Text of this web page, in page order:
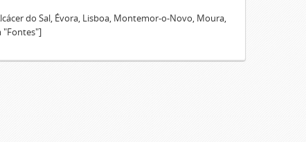
do Sal, Évora, Lisboa, Montemor-o-Novo, Moura,
"Fontes"]